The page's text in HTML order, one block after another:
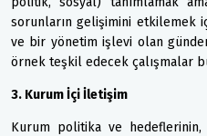
sorunların gelişimini etkilemek
ve bir yönetim işlevi olan
örnek teşkil edecek çalışmalar
3. Kurum İçi İletişim
Kurum politika ve hedeflerinin,